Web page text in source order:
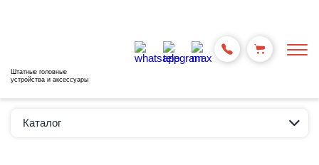
Штатные головные
устройства и аксессуары
Каталог